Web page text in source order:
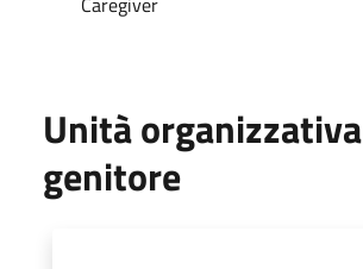
Unità organizzativa
genitore